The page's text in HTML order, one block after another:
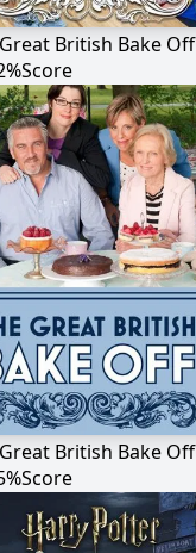
British Bake Off
%Score
British Bake Off
%Score